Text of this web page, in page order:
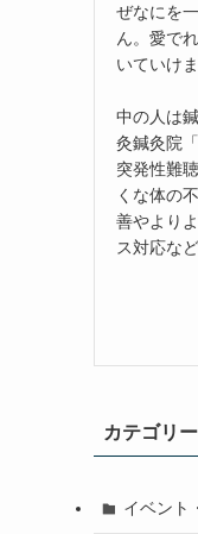
ぜなにを
ん。愛で
いていけ
中の人は
灸鍼灸院
突発性難
くな体の
善やより
ス対応な
カテゴリー
イベント